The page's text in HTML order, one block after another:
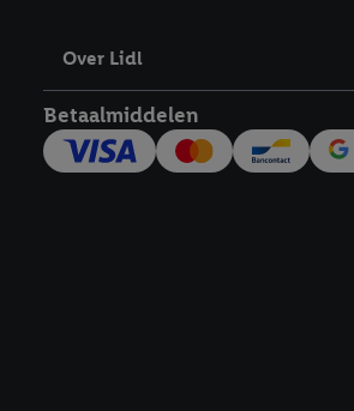
Over Lidl
Betaalmiddelen